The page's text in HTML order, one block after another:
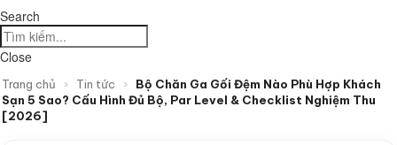
Search
Close
Trang chủ › Tin tức ›
Bộ Chăn Ga Gối Đệm Nào Phù Hợp Khách
Sạn 5 Sao? Cấu Hình Đủ Bộ, Par Level & Checklist Nghiệm Thu
[2026]